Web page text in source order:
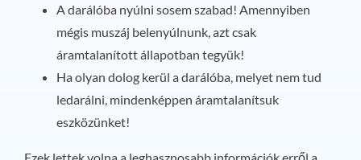
A darálóba nyúlni sosem szabad! Amennyiben
mégis muszáj belenyúlnunk, azt csak
áramtalanított állapotban tegyük!
Ha olyan dolog kerül a darálóba, melyet nem tud
ledarálni, mindenképpen áramtalanítsuk
eszközünket!